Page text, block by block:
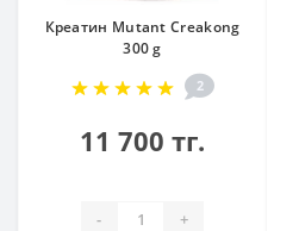
Креатин Mutant Creakong
300 g
2
11 700 тг.
- +